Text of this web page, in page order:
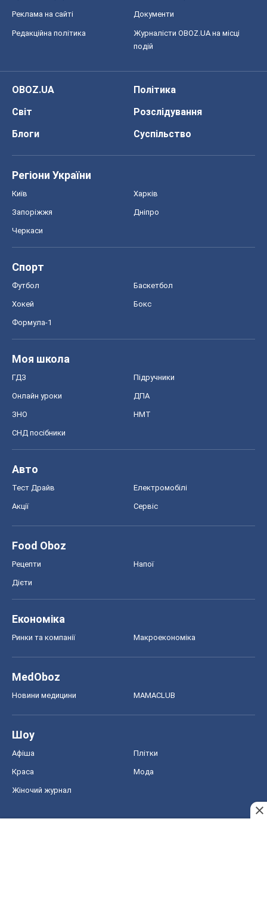
Реклама на сайті Документи
Редакційна політика
Журналісти OBOZ.UA на місці
подій
OBOZ.UA
Політика
Світ
Розслідування
Блоги
Суспільство
Регіони України
Київ Харків
Запоріжжя Дніпро
Черкаси
Спорт
Футбол Баскетбол
Хокей Бокс
Формула-1
Моя школа
ГДЗ Підручники
Онлайн уроки ДПА
ЗНО НМТ
СНД посібники
Авто
Тест Драйв Електромобілі
Акції Сервіс
Food Oboz
Рецепти Напої
Дієти
Економіка
Ринки та компанії Макроекономіка
MedOboz
Новини медицини MAMACLUB
Шоу
Афіша Плітки
Краса Мода
Жіночий журнал